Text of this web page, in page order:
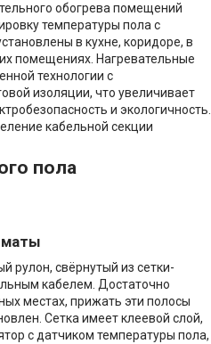
обогрева помещений
температуры пола с
в кухне, коридоре, в
помещениях. Нагревательные
технологии с
изоляции, что увеличивает
и экологичность.
кабельной секции
пола
маты
рулон, свёрнутый из сетки-
кабелем. Достаточно
местах, прижать эти полосы
Сетка имеет клеевой слой,
с датчиком температуры пола,